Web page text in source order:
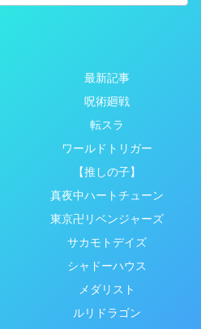
最新記事
呪術廻戦
転スラ
ワールドトリガー
【推しの子】
真夜中ハートチューン
東京卍リベンジャーズ
サカモトデイズ
シャドーハウス
メダリスト
ルリドラゴン